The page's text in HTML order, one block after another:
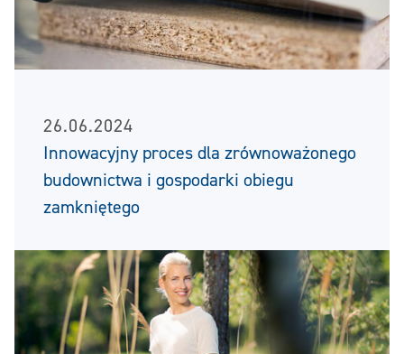
26.06.2024
Innowacyjny proces dla zrównoważonego
budownictwa i gospodarki obiegu
zamkniętego